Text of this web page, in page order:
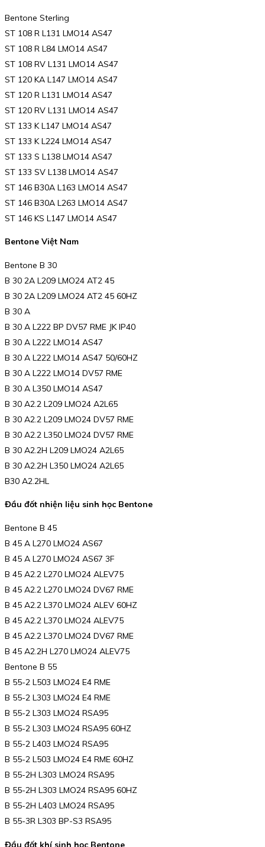
Bentone Sterling
ST 108 R L131 LMO14 AS47
ST 108 R L84 LMO14 AS47
ST 108 RV L131 LMO14 AS47
ST 120 KA L147 LMO14 AS47
ST 120 R L131 LMO14 AS47
ST 120 RV L131 LMO14 AS47
ST 133 K L147 LMO14 AS47
ST 133 K L224 LMO14 AS47
ST 133 S L138 LMO14 AS47
ST 133 SV L138 LMO14 AS47
ST 146 B30A L163 LMO14 AS47
ST 146 B30A L263 LMO14 AS47
ST 146 KS L147 LMO14 AS47
Bentone Việt Nam
Bentone B 30
B 30 2A L209 LMO24 AT2 45
B 30 2A L209 LMO24 AT2 45 60HZ
B 30 A
B 30 A L222 BP DV57 RME JK IP40
B 30 A L222 LMO14 AS47
B 30 A L222 LMO14 AS47 50/60HZ
B 30 A L222 LMO14 DV57 RME
B 30 A L350 LMO14 AS47
B 30 A2.2 L209 LMO24 A2L65
B 30 A2.2 L209 LMO24 DV57 RME
B 30 A2.2 L350 LMO24 DV57 RME
B 30 A2.2H L209 LMO24 A2L65
B 30 A2.2H L350 LMO24 A2L65
B30 A2.2HL
Đầu đốt nhiện liệu sinh học Bentone
Bentone B 45
B 45 A L270 LMO24 AS67
B 45 A L270 LMO24 AS67 3F
B 45 A2.2 L270 LMO24 ALEV75
B 45 A2.2 L270 LMO24 DV67 RME
B 45 A2.2 L370 LMO24 ALEV 60HZ
B 45 A2.2 L370 LMO24 ALEV75
B 45 A2.2 L370 LMO24 DV67 RME
B 45 A2.2H L270 LMO24 ALEV75
Bentone B 55
B 55-2 L503 LMO24 E4 RME
B 55-2 L303 LMO24 E4 RME
B 55-2 L303 LMO24 RSA95
B 55-2 L303 LMO24 RSA95 60HZ
B 55-2 L403 LMO24 RSA95
B 55-2 L503 LMO24 E4 RME 60HZ
B 55-2H L303 LMO24 RSA95
B 55-2H L303 LMO24 RSA95 60HZ
B 55-2H L403 LMO24 RSA95
B 55-3R L303 BP-S3 RSA95
Đầu đốt khí sinh học Bentone